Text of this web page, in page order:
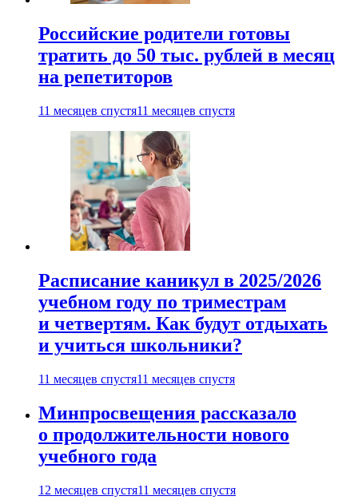
Российские родители готовы
тратить до 50 тыс. рублей в месяц
на репетиторов
11 месяцев спустя11 месяцев спустя
Расписание каникул в 2025/2026
учебном году по триместрам
и четвертям. Как будут отдыхать
и учиться школьники?
11 месяцев спустя11 месяцев спустя
Минпросвещения рассказало
о продолжительности нового
учебного года
12 месяцев спустя11 месяцев спустя